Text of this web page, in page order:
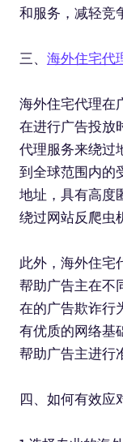
和服务，减轻竞
三、 海外住宅代
海外住宅代理在
在进行广告投放
代理服务来绕过
到全球范围内的
地址，具有高度
绕过网站反爬虫
此外，海外住宅
帮助广告主在不
在的广告欺诈行
有优质的网络基
帮助广告主进行
四、如何有效应